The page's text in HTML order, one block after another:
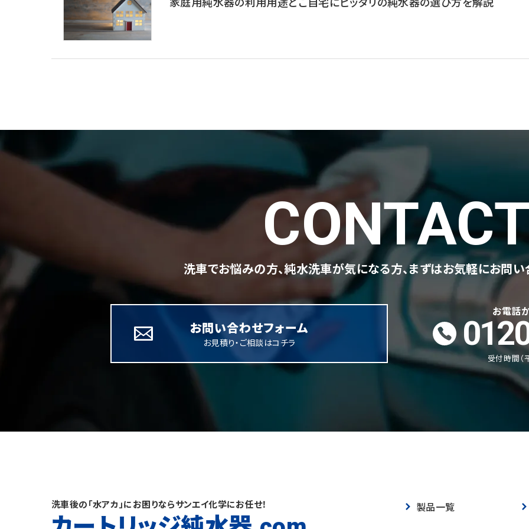
洗車でお悩みの方、純水洗車が気になる方、まずはお気軽にお問い
お問い合わせフォーム
お見積り・ご相談はコチラ
お電話
受付時間
洗車後の「水アカ」にお困りならサンエイ化学にお任せ！
製品一覧